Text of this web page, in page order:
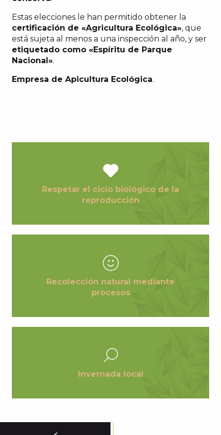
Estas elecciones le han permitido obtener la
certificación de «Agricultura Ecológica», que
está sujeta al menos a una inspección al año, y ser
etiquetado como «Espíritu de Parque
Nacional».
Empresa de Apicultura Ecológica.
Respetar el ciclo biológico de la
reproducción
Recolección natural mediante
procesos
Invernada local